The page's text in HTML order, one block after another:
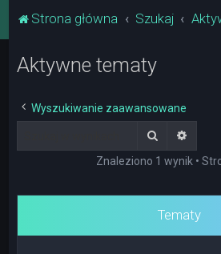
Strona główna Szukaj
Aktywne tematy
Wyszukiwanie zaawansowane
Szukaj
Znaleziono 1 wynik •
Tematy